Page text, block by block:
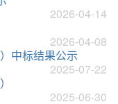
2026-04-14
2026-04-08
中标结果公示
2025-07-22
2025-06-30